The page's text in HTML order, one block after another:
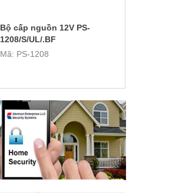
Bộ cấp nguồn 12V PS-
1208/S/UL/.BF
Mã: PS-1208